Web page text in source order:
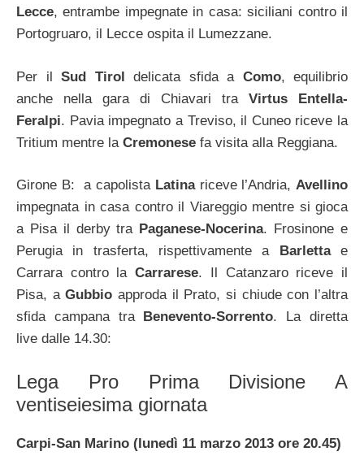
Lecce, entrambe impegnate in casa: siciliani contro il
Portogruaro, il Lecce ospita il Lumezzane.
Per il Sud Tirol delicata sfida a Como, equilibrio
anche nella gara di Chiavari traVirtus Entella-
Feralpi. Pavia impegnato a Treviso, il Cuneo riceve la
Tritium mentre la Cremonese fa visita alla Reggiana.
Girone B: a capolista Latinariceve l’Andria, Avellino
impegnata in casa contro il Viareggio mentre si gioca
a Pisa il derby tra Paganese-Nocerina. Frosinone e
Perugia in trasferta, rispettivamente a
Barlettae
Carrara contro laCarrarese. Il Catanzaro riceve il
Pisa, aGubbio approda il Prato, si chiude con l’altra
sfida campana tra
Benevento-Sorrento. La diretta
live dalle 14.30:
Lega Pro Prima Divisione A
ventiseiesima giornata
Carpi-San Marino (lunedì 11 marzo 2013 ore 20.45)